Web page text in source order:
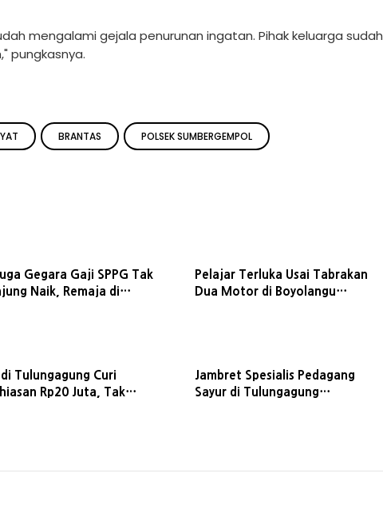
mengalami gejala penurunan ingatan. Pihak keluarga sudah
pungkasnya.
BRANTAS POLSEK SUMBERGEMPOL
Gegara Gaji SPPG Tak
Naik, Remaja di
Pelajar Terluka Usai Tabrakan
Dua Motor di Boyolangu
di Tulungagung Curi
Rp20 Juta, Tak
Jambret Spesialis Pedagang
Sayur di Tulungagung